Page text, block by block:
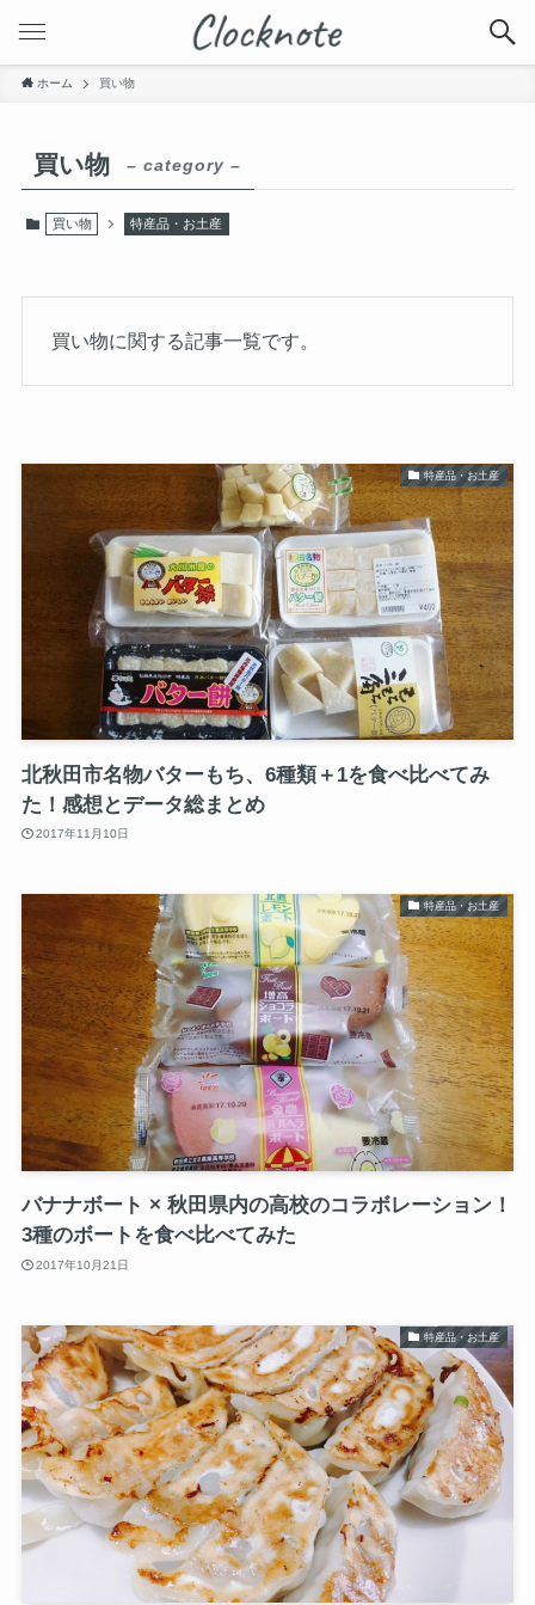
ホーム 買い物
買い物 – category –
買い物 特産品・お土産
買い物に関する記事一覧です。
特産品・お土産
北秋田市名物バターもち、6種類＋1を食べ比べてみ
た！感想とデータ総まとめ
2017年11月10日
特産品・お土産
バナナボート × 秋田県内の高校のコラボレーション！
3種のボートを食べ比べてみた
2017年10月21日
特産品・お土産